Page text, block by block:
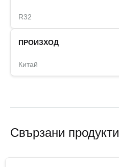
R32
ПРОИЗХОД
Китай
Свързани продукти